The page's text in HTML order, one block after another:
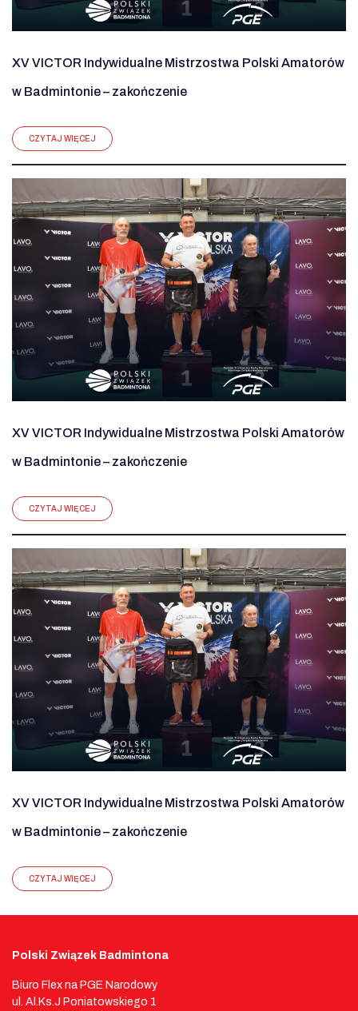
XV VICTOR Indywidualne Mistrzostwa Polski Amatorów
w Badmintonie – zakończenie
CZYTAJ WIĘCEJ
XV VICTOR Indywidualne Mistrzostwa Polski Amatorów
w Badmintonie – zakończenie
CZYTAJ WIĘCEJ
XV VICTOR Indywidualne Mistrzostwa Polski Amatorów
w Badmintonie – zakończenie
CZYTAJ WIĘCEJ
Polski Związek Badmintona
Biuro Flex na PGE Narodowy
ul. Al.Ks.J Poniatowskiego 1